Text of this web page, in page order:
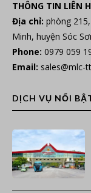
THÔNG TIN LIÊN
Địa chỉ: phòng
Minh, huyện Sóc
Phone: 0979 059
Email: sales@mlc-
DỊCH VỤ NỔI